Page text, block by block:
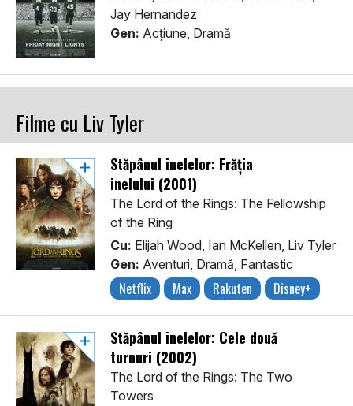
Jay Hernandez
Gen: Acţiune, Dramă
Filme cu Liv Tyler
Stăpânul inelelor: Frăția
inelului (2001)
The Lord of the Rings: The Fellowship
of the Ring
Cu: Elijah Wood, Ian McKellen, Liv Tyler
Gen: Aventuri, Dramă, Fantastic
Netflix Max Rakuten Disney+
Stăpânul inelelor: Cele două
turnuri (2002)
The Lord of the Rings: The Two
Towers